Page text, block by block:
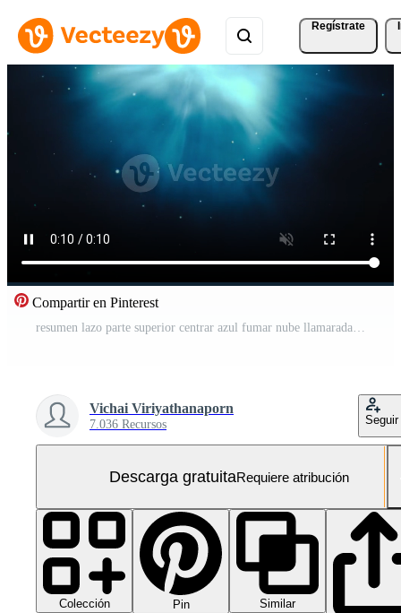
Regístrate
Compartir en Pinterest
resumen lazo parte superior centrar azul fumar nube llamarada ligero Vídeo Gratis
Vichai Viriyathanaporn
7.036 Recursos Seguir
Descarga gratuitaRequiere atribución
Colección Pin
Similar